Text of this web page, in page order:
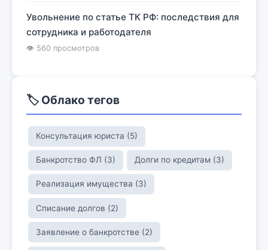
Увольнение по статье ТК РФ: последствия для
сотрудника и работодателя
👁 560 просмотров
🏷️ Облако тегов
Консультация юриста (5)
Банкротство ФЛ (3) Долги по кредитам (3)
Реализация имущества (3)
Списание долгов (2)
Заявление о банкротстве (2)